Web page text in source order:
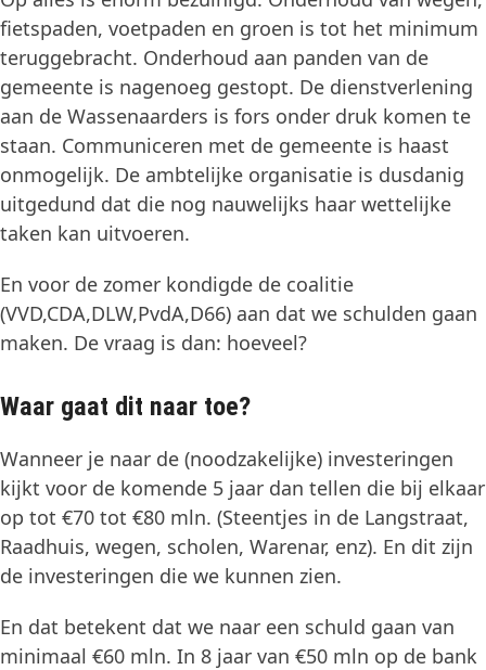
fietspaden, voetpaden en groen is tot het minimum
teruggebracht. Onderhoud aan panden van de
gemeente is nagenoeg gestopt. De dienstverlening
aan de Wassenaarders is fors onder druk komen te
staan. Communiceren met de gemeente is haast
onmogelijk. De ambtelijke organisatie is dusdanig
uitgedund dat die nog nauwelijks haar wettelijke
taken kan uitvoeren.
En voor de zomer kondigde de coalitie
(VVD,CDA,DLW,PvdA,D66) aan dat we schulden gaan
maken. De vraag is dan: hoeveel?
Waar gaat dit naar toe?
Wanneer je naar de (noodzakelijke) investeringen
kijkt voor de komende 5 jaar dan tellen die bij elkaar
op tot €70 tot €80 mln. (Steentjes in de Langstraat,
Raadhuis, wegen, scholen, Warenar, enz). En dit zijn
de investeringen die we kunnen zien.
En dat betekent dat we naar een schuld gaan van
minimaal €60 mln. In 8 jaar van €50 mln op de bank